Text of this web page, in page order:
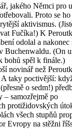
jakého Němci pro
Proto se
aktivismus.
Fučíka!) K
odolal a nakonec
Buchenwaldu. (On
bohů spěl k finále.)
novinář než
taky poctivější:
o sedm!)
– samozřejmě po
protižidovských
všech stupňů
Evropy na stěžni